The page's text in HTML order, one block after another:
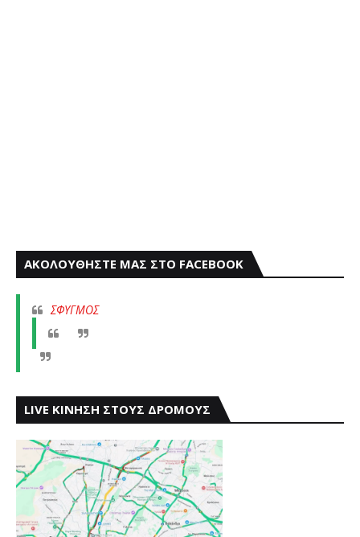
ΑΚΟΛΟΥΘΗΣΤΕ ΜΑΣ ΣΤΟ FACEBOOK
ΣΦΥΓΜΟΣ
LIVE ΚΙΝΗΣΗ ΣΤΟΥΣ ΔΡΟΜΟΥΣ